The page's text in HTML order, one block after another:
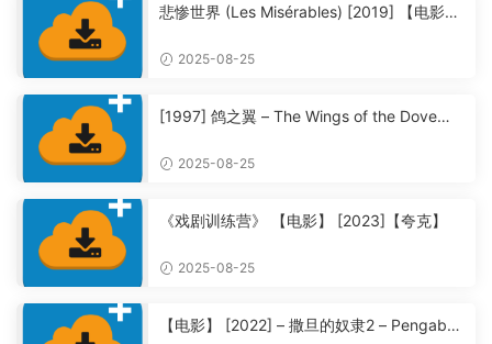
悲惨世界 (Les Misérables) [2019] 【电影】
2025-08-25
[1997] 鸽之翼 – The Wings of the Dove
2025-08-25
《戏剧训练营》 【电影】 [2023]【夸克】
2025-08-25
【电影】 [2022] – 撒旦的奴隶2 – Pengabdi